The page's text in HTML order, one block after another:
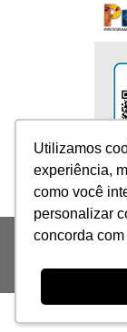
Utilizamos
experiência,
como você
personalizar
concorda
Utilizamos
experiência,
como você
personalizar
concorda
SUPREMA-